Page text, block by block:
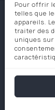
Pour offrir
telles que
appareils.
traiter des
uniques